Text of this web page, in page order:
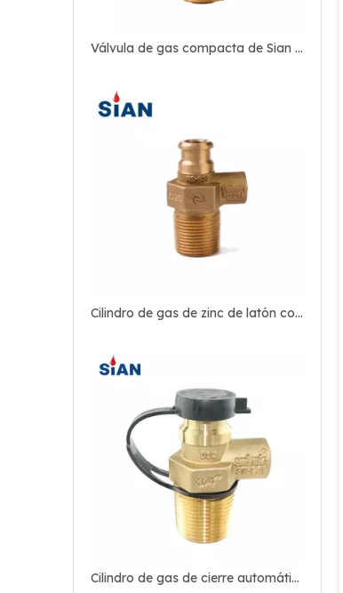
Válvula de gas compacta de Sian Safety LPG D16 para Filipinas
Cilindro de gas de zinc de latón compacto Válvula de GLP
Cilindro de gas de cierre automático compacto Válvula LPG